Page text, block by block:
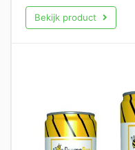
Bekijk product